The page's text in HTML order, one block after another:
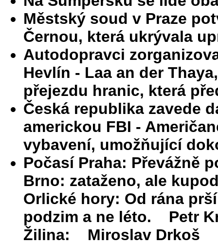
Městský soud v Praze
Černou, která ukrývala
Autodopravci
Hevlín - Laa an der
přejezdu hranic, která
Česká republika zavede
americkou FBI -
vybavení, umožňující
Počasí Praha: Převážně
Brno: zataženo, ale
Orlické hory: Od rána
podzim a ne léto. Petr
Žilina: Miroslav Drkoš